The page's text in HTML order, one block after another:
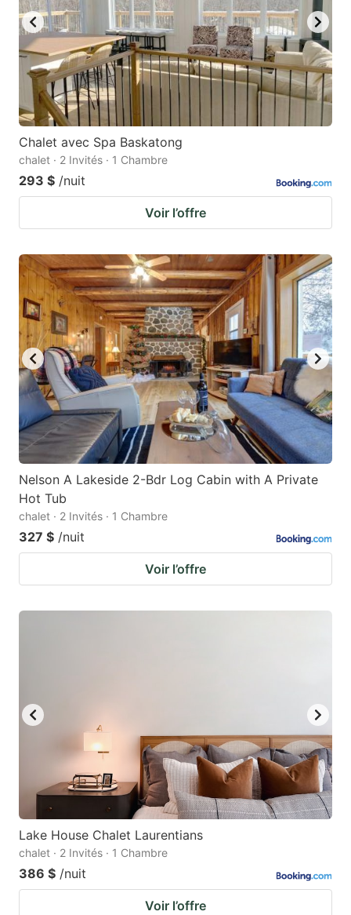
Chalet avec Spa Baskatong
chalet · 2 Invités · 1 Chambre
293 $ /nuit
Voir l’offre
Nelson A Lakeside 2-Bdr Log Cabin with A Private
Hot Tub
chalet · 2 Invités · 1 Chambre
327 $ /nuit
Voir l’offre
Lake House Chalet Laurentians
chalet · 2 Invités · 1 Chambre
386 $ /nuit
Voir l’offre